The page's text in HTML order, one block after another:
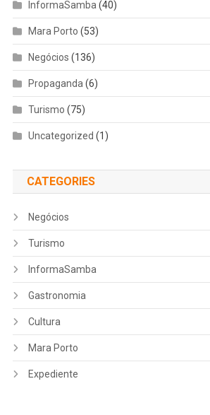
InformaSamba (40)
Mara Porto (53)
Negócios (136)
Propaganda (6)
Turismo (75)
Uncategorized (1)
CATEGORIES
Negócios
Turismo
InformaSamba
Gastronomia
Cultura
Mara Porto
Expediente